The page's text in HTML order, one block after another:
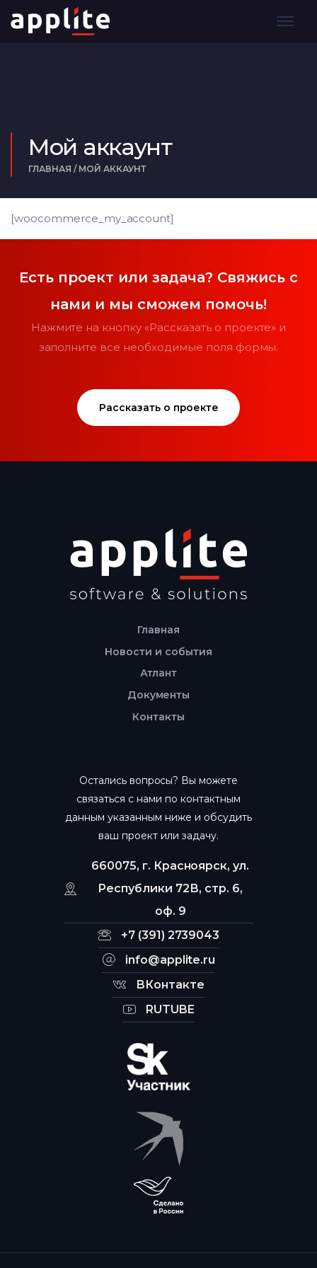
Мой аккаунт
ГЛАВНАЯ /МОЙ АККАУНТ
[woocommerce_my_account]
Есть проект или задача? Свяжись с
нами и мы сможем помочь!
Нажмите на кнопку «Рассказать о проекте» и
заполните все необходимые поля формы.
Рассказать о проекте
Главная
Новости и события
Атлант
Документы
Контакты
Остались вопросы? Вы можете
связаться с нами по контактным
данным указанным ниже и обсудить
ваш проект или задачу.
660075, г. Красноярск, ул.
Республики 72В, стр. 6,
оф. 9
+7 (391) 2739043
info@applite.ru
ВКонтакте
RUTUBE